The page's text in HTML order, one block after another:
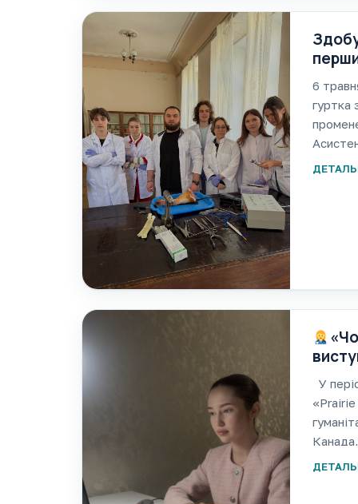
6
гуртка
лікар-
У
«Prairie
мав на